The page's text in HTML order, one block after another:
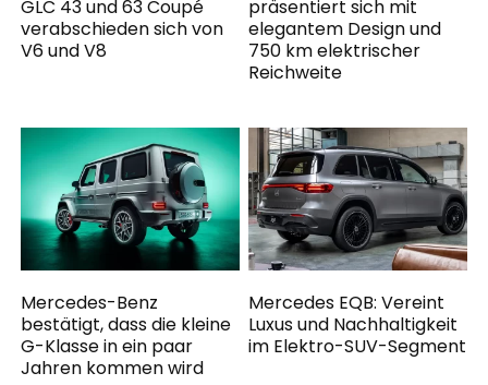
GLC 43 und 63 Coupé
verabschieden sich von
V6 und V8
präsentiert sich mit
elegantem Design und
750 km elektrischer
Reichweite
Mercedes-Benz
bestätigt, dass die kleine
G-Klasse in ein paar
Jahren kommen wird
Mercedes EQB: Vereint
Luxus und Nachhaltigkeit
im Elektro-SUV-Segment